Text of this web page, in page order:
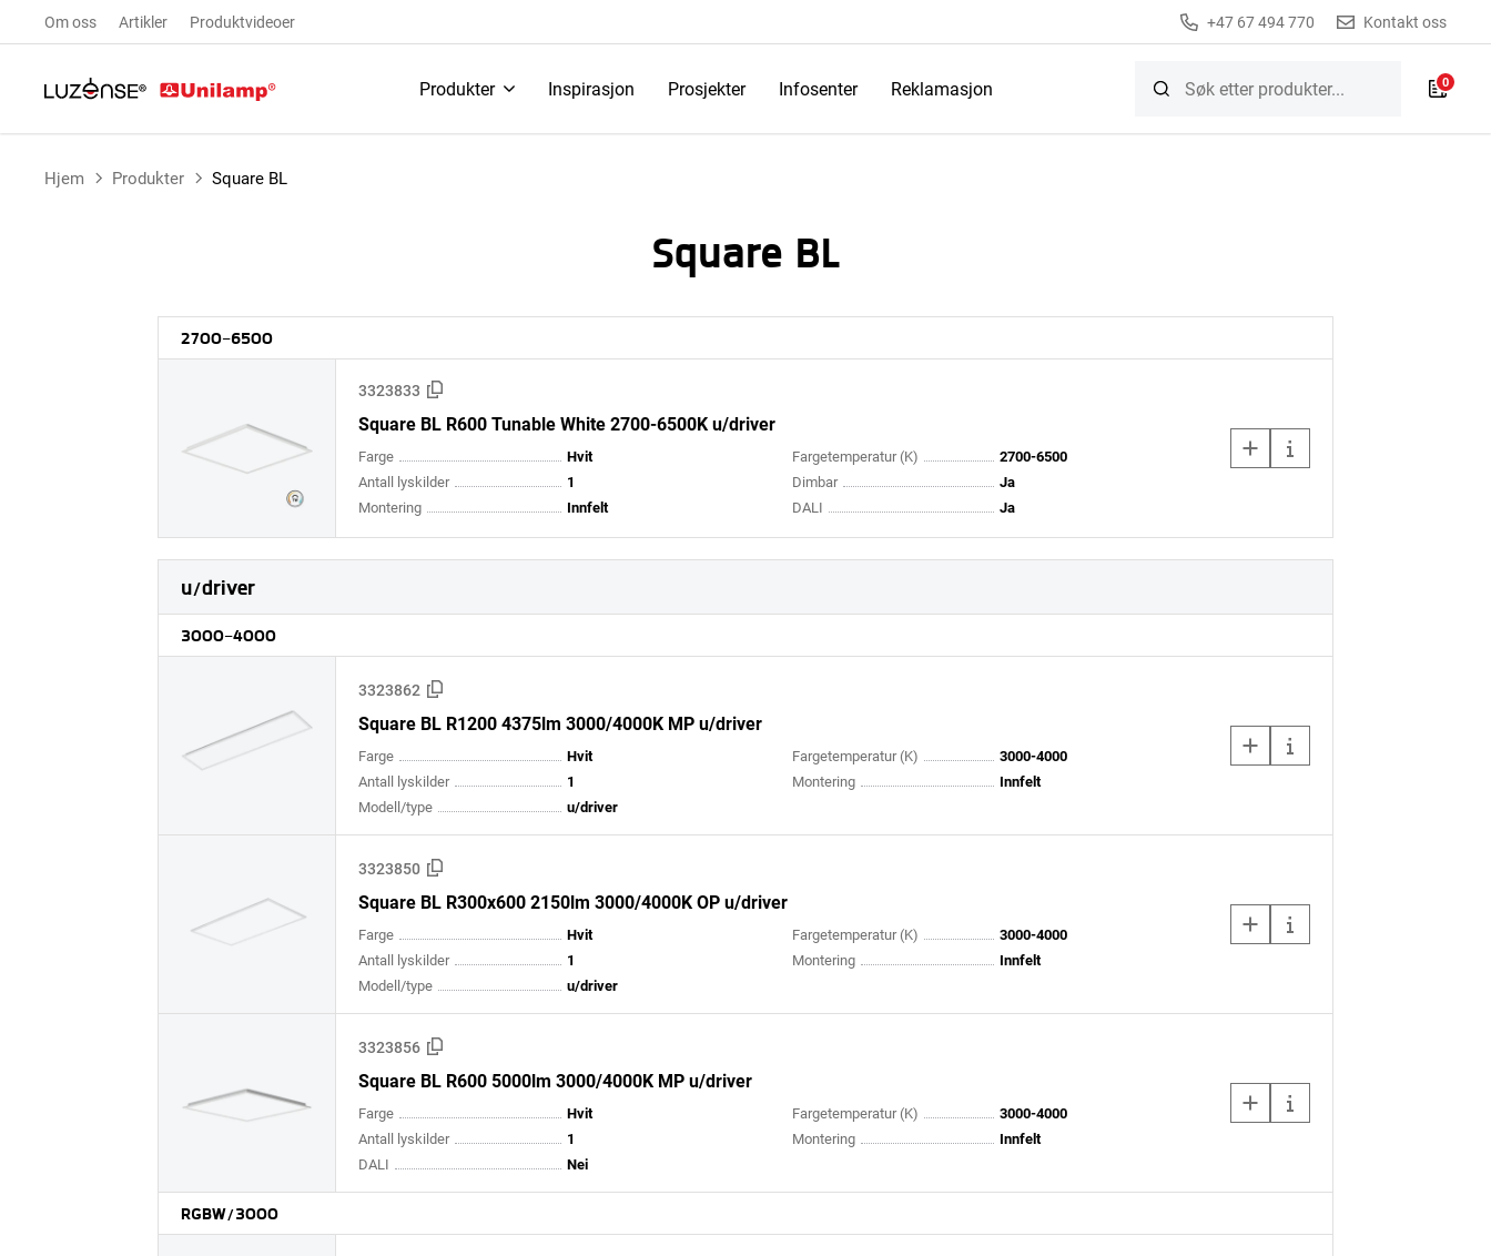
Om oss Artikler Produktvideoer +47 67 494 770 Kontakt oss
Produkter Inspirasjon Prosjekter Infosenter Reklamasjon 0
Hjem Produkter Square BL
Square BL
2700-6500
3323833
Square BL R600 Tunable White 2700-6500K u/driver
Farge Hvit Fargetemperatur (K)
2700-6500
Antall lyskilder
1 Dimbar
Ja
Montering
Innfelt DALI Ja
u/driver
3000-4000
3323862
Square BL R1200 4375lm 3000/4000K MP u/driver
Farge Hvit Fargetemperatur (K)
3000-4000
Antall lyskilder
1 Montering
Innfelt
Modell/type
u/driver
3323850
Square BL R300x600 2150lm 3000/4000K OP u/driver
Farge Hvit Fargetemperatur (K)
3000-4000
Antall lyskilder
1 Montering
Innfelt
Modell/type
u/driver
3323856
Square BL R600 5000lm 3000/4000K MP u/driver
Farge Hvit Fargetemperatur (K)
3000-4000
Antall lyskilder
1 Montering
Innfelt
DALI
Nei
RGBW/3000